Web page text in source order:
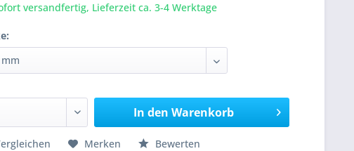
versandfertig, Lieferzeit ca. 3-4 Werktage
In den Warenkorb
Merken Bewerten